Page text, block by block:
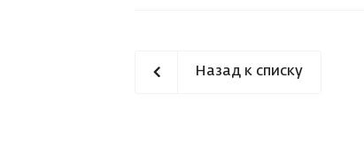
Назад к списку